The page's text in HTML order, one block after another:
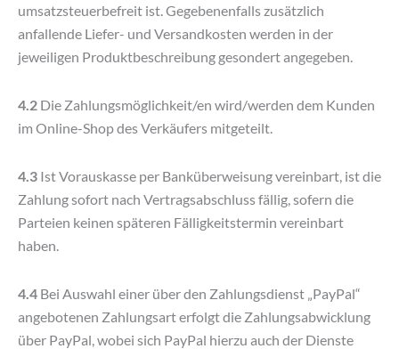
umsatzsteuerbefreit ist. Gegebenenfalls zusätzlich
anfallende Liefer- und Versandkosten werden in der
jeweiligen Produktbeschreibung gesondert angegeben.
4.2 Die Zahlungsmöglichkeit/en wird/werden dem Kunden
im Online-Shop des Verkäufers mitgeteilt.
4.3 Ist Vorauskasse per Banküberweisung vereinbart, ist die
Zahlung sofort nach Vertragsabschluss fällig, sofern die
Parteien keinen späteren Fälligkeitstermin vereinbart
haben.
4.4 Bei Auswahl einer über den Zahlungsdienst „PayPal“
angebotenen Zahlungsart erfolgt die Zahlungsabwicklung
über PayPal, wobei sich PayPal hierzu auch der Dienste